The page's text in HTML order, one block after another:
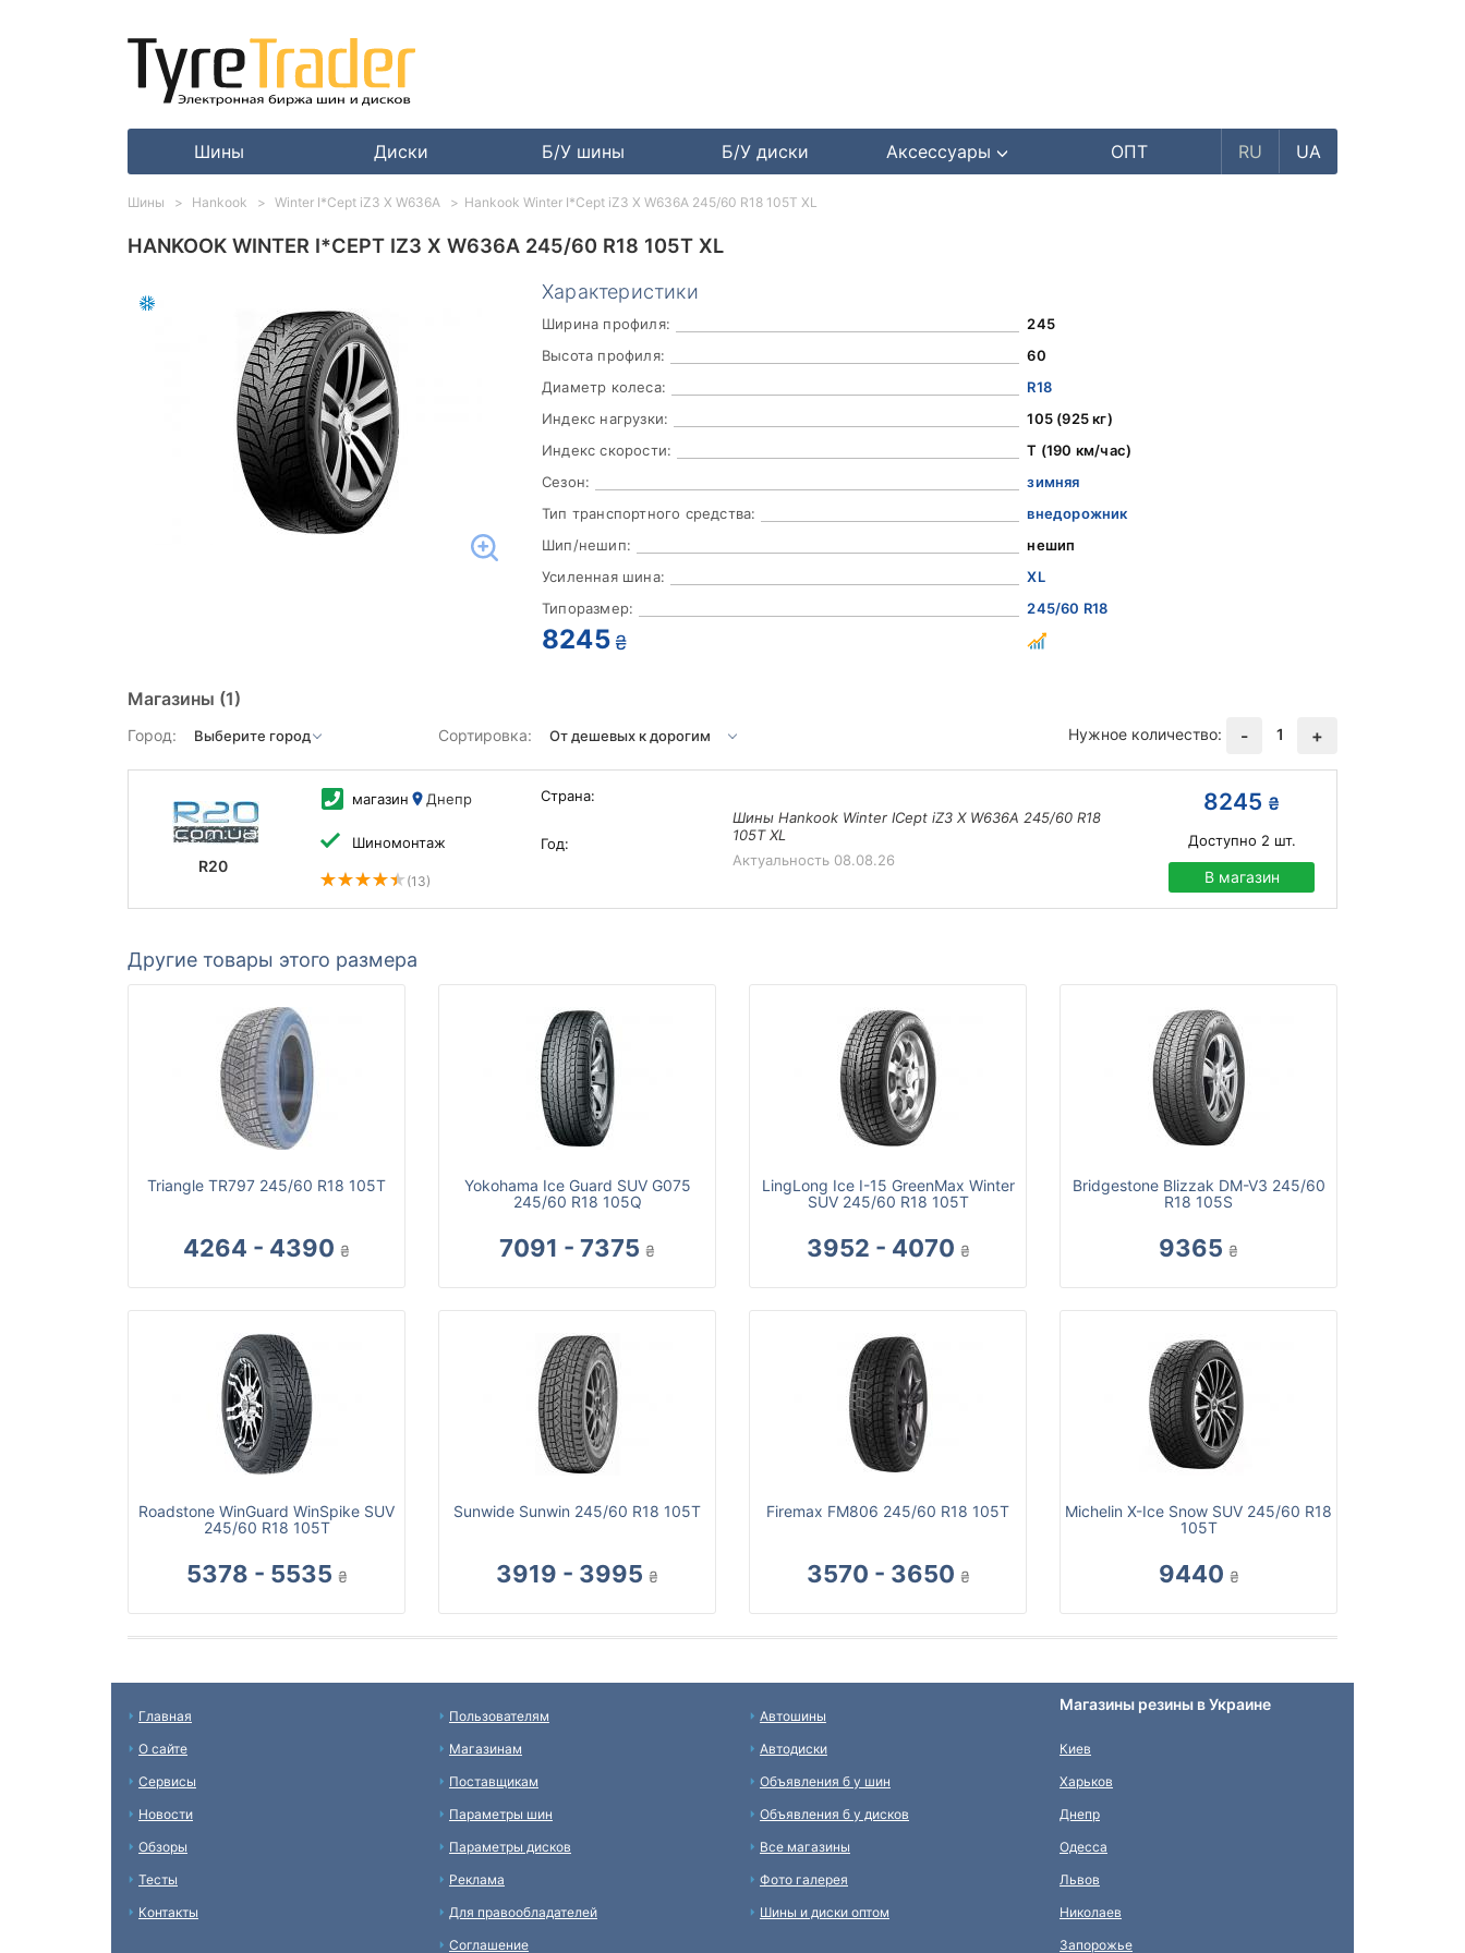
Шины Диски Б/У шины Б/У диски Аксессуары ОПТ RU UA
HANKOOK WINTER I*CEPT IZ3 X W636A 245/60 R18 105T XL
Характеристики
Ширина профиля:
245
Высота профиля:
60
Диаметр колеса:
R18
Индекс нагрузки:
105 (925 кг)
Индекс скорости:
T (190 км/час)
Сезон:
зимняя
Тип транспортного средства:
внедорожник
Шип/нешип:
нешип
Усиленная шина:
XL
Типоразмер:
245/60 R18
8245 ₴
Магазины (1)
Город: Сортировка: Нужное количество: - 1 +
R20
магазин Днепр
Шиномонтаж
(13)
Страна:
Год:
Шины Hankook Winter ICept iZ3 X W636A 245/60 R18
105T XL
Актуальность 08.08.26
8245 ₴
Доступно 2 шт.
В магазин
Другие товары этого размера
Triangle TR797 245/60 R18 105T
4264 - 4390 ₴
Yokohama Ice Guard SUV G075
245/60 R18 105Q
7091 - 7375 ₴
LingLong Ice I-15 GreenMax Winter
SUV 245/60 R18 105T
3952 - 4070 ₴
Bridgestone Blizzak DM-V3 245/60
R18 105S
9365 ₴
Roadstone WinGuard WinSpike SUV
245/60 R18 105T
5378 - 5535 ₴
Sunwide Sunwin 245/60 R18 105T
3919 - 3995 ₴
Firemax FM806 245/60 R18 105T
3570 - 3650 ₴
Michelin X-Ice Snow SUV 245/60 R18
105T
9440 ₴
Шины Hankook Winter I*Cept iZ3 X W636A Hankook Winter I*Cept iZ3 X W636A 245/60 R18 105T XL
Главная
О сайте
Сервисы
Новости
Обзоры
Тесты
Контакты
Пользователям
Магазинам
Поставщикам
Параметры шин
Параметры дисков
Реклама
Для правообладателей
Соглашение
Автошины
Автодиски
Объявления б у шин
Объявления б у дисков
Все магазины
Фото галерея
Шины и диски оптом
Магазины резины в Украине
Киев
Харьков
Днепр
Одесса
Львов
Николаев
Запорожье